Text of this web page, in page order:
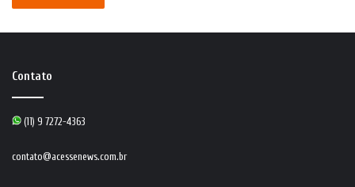
Contato
(11) 9 7272-4363
contato@acessenews.com.br